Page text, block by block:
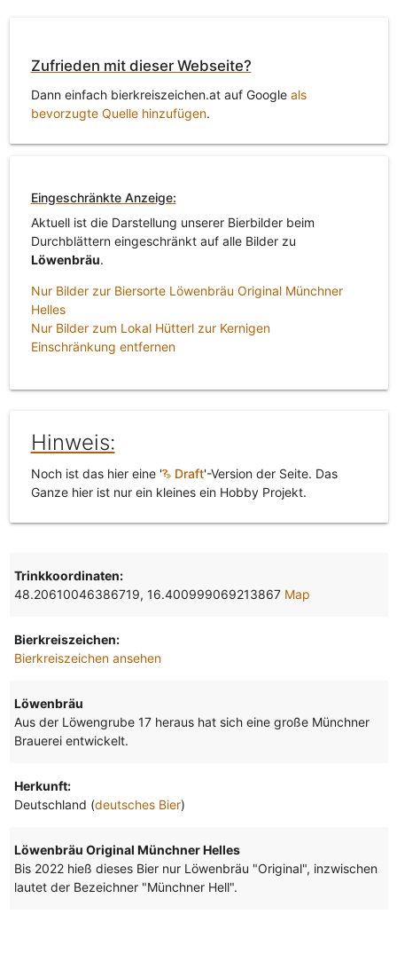
Zufrieden mit dieser Webseite?
Dann einfach bierkreiszeichen.at auf Google als
bevorzugte Quelle hinzufügen.
Eingeschränkte Anzeige:
Aktuell ist die Darstellung unserer Bierbilder beim
Durchblättern eingeschränkt auf alle Bilder zu
Löwenbräu.
Nur Bilder zur Biersorte Löwenbräu Original Münchner
Helles
Nur Bilder zum Lokal Hütterl zur Kernigen
Einschränkung entfernen
Hinweis:
Noch ist das hier eine ' Draft'-Version der Seite. Das
Ganze hier ist nur ein kleines ein Hobby Projekt.
Trinkkoordinaten:
48.20610046386719, 16.400999069213867 Map
Bierkreiszeichen:
Bierkreiszeichen ansehen
Löwenbräu
Aus der Löwengrube 17 heraus hat sich eine große Münchner
Brauerei entwickelt.
Herkunft:
Deutschland (deutsches Bier)
Löwenbräu Original Münchner Helles
Bis 2022 hieß dieses Bier nur Löwenbräu "Original", inzwischen
lautet der Bezeichner "Münchner Hell".